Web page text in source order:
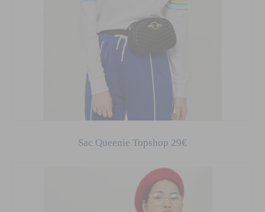
Sac Queenie Topshop 29€